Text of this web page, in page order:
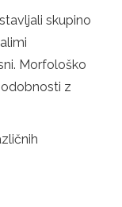
skupino
Morfološko
z